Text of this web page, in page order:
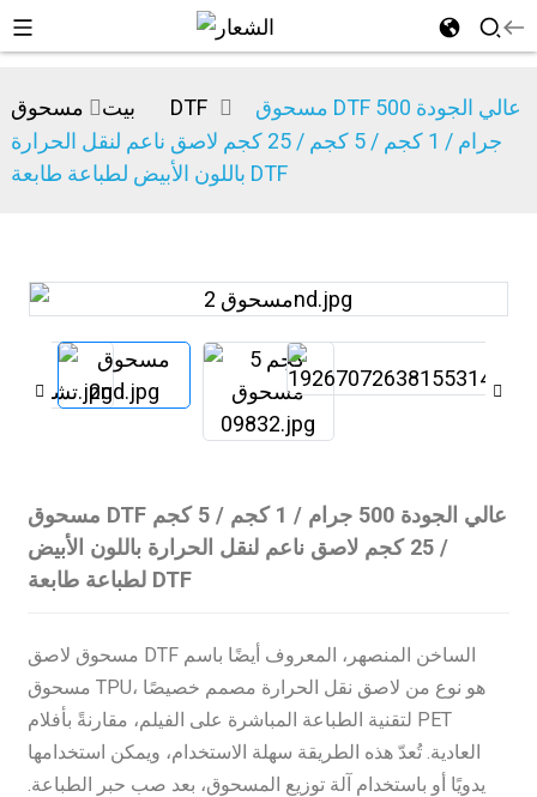
بيت مسحوق DTF
مسحوق DTF عالي الجودة 500
جرام / 1 كجم / 5 كجم / 25 كجم لاصق ناعم لنقل الحرارة
باللون الأبيض لطباعة طابعة DTF
مسحوق DTF عالي الجودة 500 جرام / 1 كجم / 5 كجم
/ 25 كجم لاصق ناعم لنقل الحرارة باللون الأبيض
لطباعة طابعة DTF
مسحوق لاصق DTF الساخن المنصهر، المعروف أيضًا باسم
مسحوق TPU، هو نوع من لاصق نقل الحرارة مصمم خصيصًا
لتقنية الطباعة المباشرة على الفيلم، مقارنةً بأفلام PET
العادية. تُعدّ هذه الطريقة سهلة الاستخدام، ويمكن استخدامها
يدويًا أو باستخدام آلة توزيع المسحوق، بعد صب حبر الطباعة.